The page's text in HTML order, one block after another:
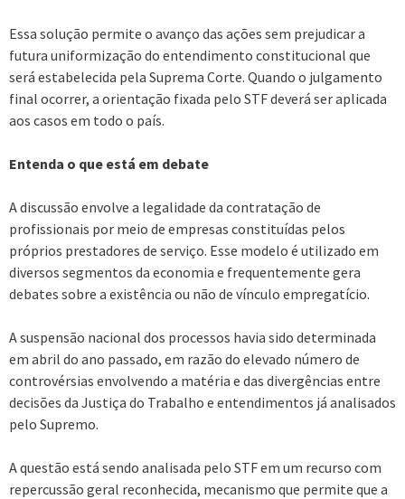
Essa solução permite o avanço das ações sem prejudicar a
futura uniformização do entendimento constitucional que
será estabelecida pela Suprema Corte. Quando o julgamento
final ocorrer, a orientação fixada pelo STF deverá ser aplicada
aos casos em todo o país.
Entenda o que está em debate
A discussão envolve a legalidade da contratação de
profissionais por meio de empresas constituídas pelos
próprios prestadores de serviço. Esse modelo é utilizado em
diversos segmentos da economia e frequentemente gera
debates sobre a existência ou não de vínculo empregatício.
A suspensão nacional dos processos havia sido determinada
em abril do ano passado, em razão do elevado número de
controvérsias envolvendo a matéria e das divergências entre
decisões da Justiça do Trabalho e entendimentos já analisados
pelo Supremo.
A questão está sendo analisada pelo STF em um recurso com
repercussão geral reconhecida, mecanismo que permite que a